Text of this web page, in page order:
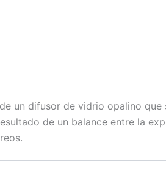
un difusor de vidrio opalino que
de un balance entre la